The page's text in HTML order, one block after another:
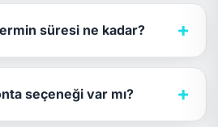
süresi ne kadar? +
seçeneği var mı? +